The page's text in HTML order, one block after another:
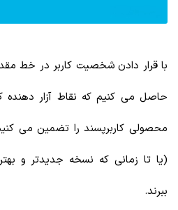
با قرار دادن شخصیت کاربر در خط
حاصل می کنیم که نقاط آزار دهنده
محصولی کاربرپسند را تضمین می
(یا تا زمانی که نسخه جدیدتر و
ببرند.